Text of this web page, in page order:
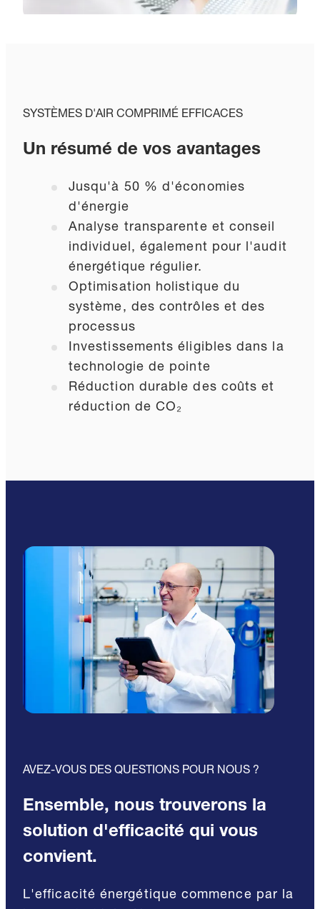
SYSTÈMES D'AIR COMPRIMÉ EFFICACES
Un résumé de vos avantages
Jusqu'à 50 % d'économies
d'énergie
Analyse transparente et conseil
individuel, également pour l'audit
énergétique régulier.
Optimisation holistique du
système, des contrôles et des
processus
Investissements éligibles dans la
technologie de pointe
Réduction durable des coûts et
réduction de CO₂
AVEZ-VOUS DES QUESTIONS POUR NOUS ?
Ensemble, nous trouverons la
solution d'efficacité qui vous
convient.
L'efficacité énergétique commence par la